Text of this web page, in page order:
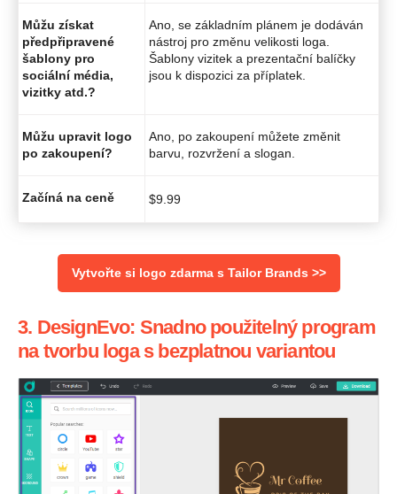
Můžu získat
předpřipravené
šablony pro
sociální média,
vizitky atd.?
Ano, se základním plánem je dodáván
nástroj pro změnu velikosti loga.
Šablony vizitek a prezentační balíčky
jsou k dispozici za příplatek.
Můžu upravit logo
po zakoupení?
Ano, po zakoupení můžete změnit
barvu, rozvržení a slogan.
Začíná na ceně $9.99
Vytvořte si logo zdarma s Tailor Brands >>
3. DesignEvo: Snadno použitelný program
na tvorbu loga s bezplatnou variantou